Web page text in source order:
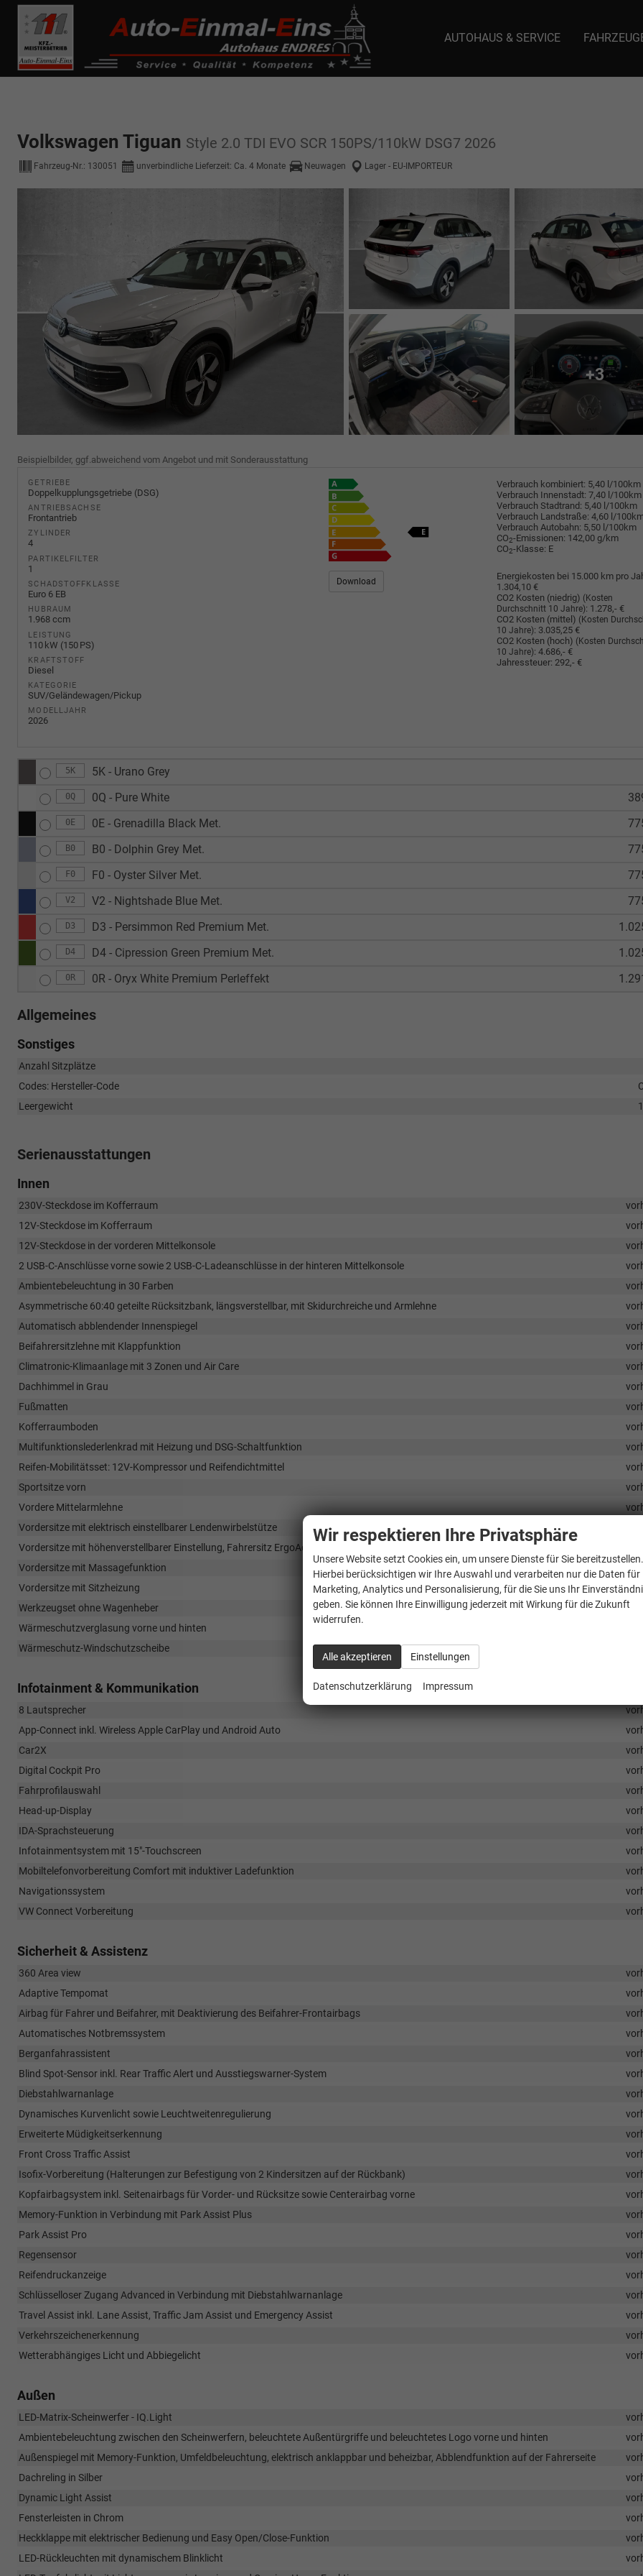
------------ Host Name : selector1._domainkey Points to address or value: selector1-aee-de0k._domainkey.autoeinmaleins.onmicrosoft.com Host
de0k._domainkey.autoeinmaleins.onmicrosoft.com
AUTOHAUS & SERVICE
Volkswagen Tiguan Style 2.0 TDI EVO SCR 150PS/110kW DSG7 2026
Fahrzeug-Nr.: 130051 unverbindliche Lieferzeit: Ca. 4 Monate Neuwagen Lager - EU-IMPORTEUR
+3
Beispielbilder, ggf.abweichend vom Angebot und mit Sonderausstattung
GETRIEBE
Doppelkupplungsgetriebe (DSG)
ANTRIEBSACHSE
Frontantrieb
ZYLINDER
4
PARTIKELFILTER
1
SCHADSTOFFKLASSE
Euro 6 EB
HUBRAUM
1.968 ccm
LEISTUNG
110 kW (150 PS)
KRAFTSTOFF
Diesel
KATEGORIE
SUV/Geländewagen/Pickup
MODELLJAHR
2026
Verbrauch kombiniert: 5,40 l/100km
Verbrauch Innenstadt: 7,40 l/100km
Verbrauch Stadtrand: 5,40 l/100km
Verbrauch Landstraße: 4,60 l/
Verbrauch Autobahn: 5,50 l/100km
CO2-Emissionen: 142,00 g/km
CO2-Klasse: E
Download
Energiekosten bei 15.000 km pro
1.304,10 €
CO2 Kosten (niedrig) (Kosten
Durchschnitt 10 Jahre): 1.278,- €
CO2 Kosten (mittel) (Kosten
10 Jahre): 3.035,25 €
CO2 Kosten (hoch) (Kosten
10 Jahre): 4.686,- €
Jahressteuer: 292,- €
5K 5K - Urano Grey
0Q 0Q - Pure White
0E 0E - Grenadilla Black Met.
B0 B0 - Dolphin Grey Met.
F0 F0 - Oyster Silver Met.
V2 V2 - Nightshade Blue Met.
D3 D3 - Persimmon Red Premium Met.
D4 D4 - Cipression Green Premium Met.
0R 0R - Oryx White Premium Perleffekt
Allgemeines
Sonstiges
Anzahl Sitzplätze
Codes: Hersteller-Code
Leergewicht
Serienausstattungen
Innen
230V-Steckdose im Kofferraum
12V-Steckdose im Kofferraum
12V-Steckdose in der vorderen Mittelkonsole
2 USB-C-Anschlüsse vorne sowie 2 USB-C-Ladeanschlüsse in der hinteren Mittelkonsole
Ambientebeleuchtung in 30 Farben
Asymmetrische 60:40 geteilte Rücksitzbank, längsverstellbar, mit Skidurchreiche und Armlehne
Automatisch abblendender Innenspiegel
Beifahrersitzlehne mit Klappfunktion
Climatronic-Klimaanlage mit 3 Zonen und Air Care
Dachhimmel in Grau
Fußmatten
Kofferraumboden
Multifunktionslederlenkrad mit Heizung und DSG-Schaltfunktion
Reifen-Mobilitätsset: 12V-Kompressor und Reifendichtmittel
Sportsitze vorn
Vordere Mittelarmlehne
Vordersitze mit elektrisch einstellbarer Lendenwirbelstütze
Vordersitze mit höhenverstellbarer Einstellung, Fahrersitz ErgoActive
Vordersitze mit Massagefunktion
Vordersitze mit Sitzheizung
Werkzeugset ohne Wagenheber
Wärmeschutzverglasung vorne und hinten
Wärmeschutz-Windschutzscheibe
Infotainment & Kommunikation
8 Lautsprecher
App-Connect inkl. Wireless Apple CarPlay und Android Auto
Car2X
Digital Cockpit Pro
Fahrprofilauswahl
Head-up-Display
IDA-Sprachsteuerung
Infotainmentsystem mit 15"-Touchscreen
Mobiltelefonvorbereitung Comfort mit induktiver Ladefunktion
Navigationssystem
VW Connect Vorbereitung
Sicherheit & Assistenz
360 Area view
Adaptive Tempomat
Airbag für Fahrer und Beifahrer, mit Deaktivierung des Beifahrer-Frontairbags
Automatisches Notbremssystem
Berganfahrassistent
Blind Spot-Sensor inkl. Rear Traffic Alert und Ausstiegswarner-System
Diebstahlwarnanlage
Dynamisches Kurvenlicht sowie Leuchtweitenregulierung
Erweiterte Müdigkeitserkennung
Front Cross Traffic Assist
Isofix-Vorbereitung (Halterungen zur Befestigung von 2 Kindersitzen auf der Rückbank)
Kopfairbagsystem inkl. Seitenairbags für Vorder- und Rücksitze sowie Centerairbag vorne
Memory-Funktion in Verbindung mit Park Assist Plus
Park Assist Pro
Regensensor
Reifendruckanzeige
Schlüsselloser Zugang Advanced in Verbindung mit Diebstahlwarnanlage
Travel Assist inkl. Lane Assist, Traffic Jam Assist und Emergency Assist
Verkehrszeichenerkennung
Wetterabhängiges Licht und Abbiegelicht
Außen
LED-Matrix-Scheinwerfer - IQ.Light
Ambientebeleuchtung zwischen den Scheinwerfern, beleuchtete Außentürgriffe und beleuchtetes Logo vorne und hinten
Außenspiegel mit Memory-Funktion, Umfeldbeleuchtung, elektrisch anklappbar und beheizbar, Abblendfunktion auf der Fahrerseite
Dachreling in Silber
Dynamic Light Assist
Fensterleisten in Chrom
Heckklappe mit elektrischer Bedienung und Easy Open/Close-Funktion
LED-Rückleuchten mit dynamischem Blinklicht
Wir respektieren Ihre Privatsphäre
Unsere Website setzt Cookies ein, um unsere Dienste für Sie bereitzustellen.
Hierbei berücksichtigen wir Ihre Auswahl und verarbeiten nur die Daten für
Marketing, Analytics und Personalisierung, für die Sie uns Ihr
geben. Sie können Ihre Einwilligung jederzeit mit Wirkung für die Zukunft
widerrufen.
Alle akzeptieren Einstellungen
Datenschutzerklärung Impressum